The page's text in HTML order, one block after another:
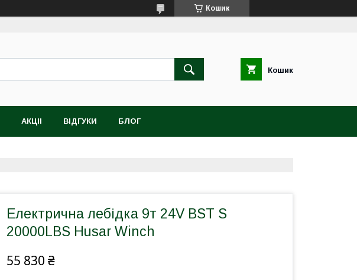
Кошик
Кошик
АКЦІІ ВІДГУКИ БЛОГ
Електрична лебідка 9т 24V BST S
20000LBS Husar Winch
55 830 ₴